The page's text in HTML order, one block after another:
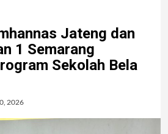
Jateng dan
1 Semarang
Sekolah Bela
2026